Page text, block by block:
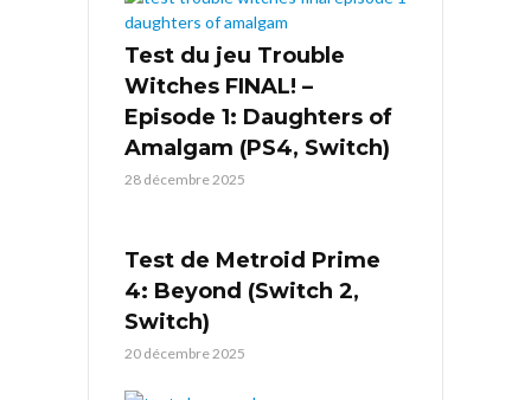
Test du jeu Trouble
Witches FINAL! –
Episode 1: Daughters of
Amalgam (PS4, Switch)
28 décembre 2025
Test de Metroid Prime
4: Beyond (Switch 2,
Switch)
20 décembre 2025